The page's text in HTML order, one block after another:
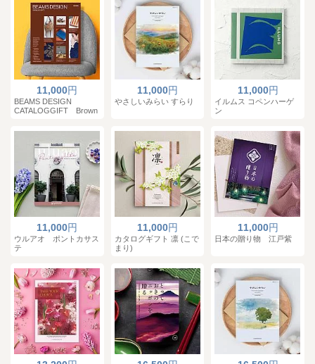
11,000円
BEAMS DESIGN
CATALOGGIFT Brown
11,000円
やさしいみらい すらり
11,000円
イルムス コペンハーゲ
ン
11,000円
ウルアオ ポントカサス
テ
11,000円
カタログギフト 凛 (こで
まり)
11,000円
日本の贈り物 江戸紫